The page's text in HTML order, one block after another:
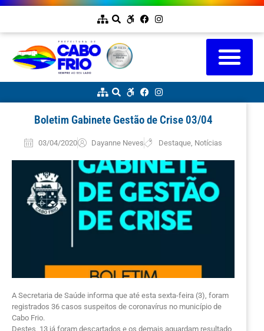
Boletim Gabinete Gestão de Crise 03/04
03/04/2020 Dayanne Neves Destaque Notícias
A Secretaria de Saúde informa que até esta sexta-feira (3), foram
registrados 36 casos suspeitos de coronavírus no município de
Cabo Frio.
Destes, 13 já foram descartados e os demais aguardam resultado